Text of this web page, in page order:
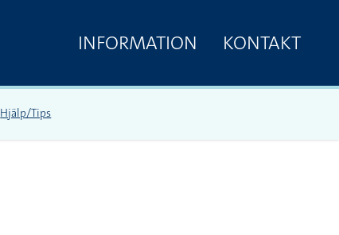
INFORMATION KONTAKT
Hjälp/Tips